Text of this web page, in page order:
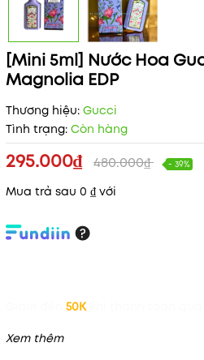
[Mini 5ml] Nước Hoa
Magnolia EDP
Thương hiệu: Gucci
Tình trạng: Còn hàng
295.000₫ 480.000₫ - 39%
Mua trả sau 0 ₫ với
50K
Xem thêm